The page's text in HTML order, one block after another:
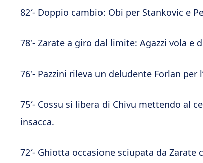
82′- Doppio cambio: Obi per Stankovic e
78′- Zarate a giro dal limite: Agazzi vola e
76′- Pazzini rileva un deludente Forlan per
75′- Cossu si libera di Chivu mettendo al
insacca.
72′- Ghiotta occasione sciupata da